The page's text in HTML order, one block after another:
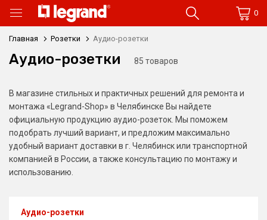
0
Главная Розетки Аудио-розетки
Аудио-розетки 85 товаров
В магазине стильных и практичных решений для ремонта и
монтажа «Legrand-Shop» в Челябинске Вы найдете
официальную продукцию аудио-розеток. Мы поможем
подобрать лучший вариант, и предложим максимально
удобный вариант доставки в г. Челябинск или транспортной
компанией в России, а также консультацию по монтажу и
использованию.
Аудио-розетки